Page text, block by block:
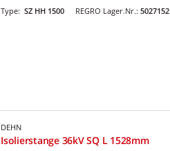
REGRO Lager.Nr.: 5027152
Type: SZ HH 1500
DEHN
Isolierstange 36kV SQ L 1528mm